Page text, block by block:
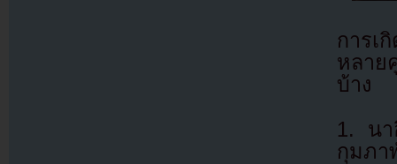
การเ
หลาย
บ้าง
1. น
กุมภา